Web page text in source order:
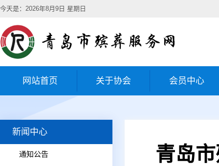
今天是：2026年8月9日 星期日
网站首页 关于协会 会员中心
新闻中心
通知公告 青岛